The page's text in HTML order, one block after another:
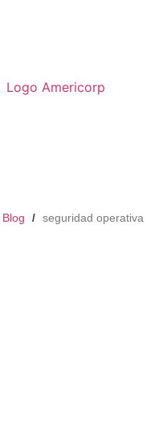
Blog / seguridad operativa